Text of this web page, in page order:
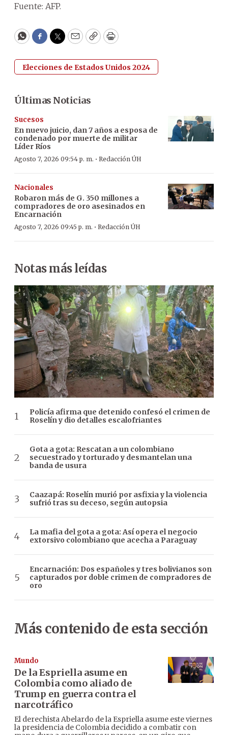
Fuente: AFP.
WhatsApp
Facebook
Twitter
EmailCopyPrint
Elecciones de Estados Unidos 2024
Últimas Noticias
Sucesos
En nuevo juicio, dan 7 años a esposa de
condenado por muerte de militar
Líder Ríos
Agosto 7, 2026 09:54 p. m. · Redacción ÚH
Nacionales
Robaron más de G. 350 millones a
compradores de oro asesinados en
Encarnación
Agosto 7, 2026 09:45 p. m. · Redacción ÚH
Notas más leídas
Policía afirma que detenido confesó el crimen de
Roselín y dio detalles escalofriantes
Gota a gota: Rescatan a un colombiano
secuestrado y torturado y desmantelan una
banda de usura
Caazapá: Roselín murió por asfixia y la violencia
sufrió tras su deceso, según autopsia
La mafia del gota a gota: Así opera el negocio
extorsivo colombiano que acecha a Paraguay
Encarnación: Dos españoles y tres bolivianos son
capturados por doble crimen de compradores de
oro
Más contenido de esta sección
Mundo
De la Espriella asume en
Colombia como aliado de
Trump en guerra contra el
narcotráfico
El derechista Abelardo de la Espriella asume este viernes
la presidencia de Colombia decidido a combatir con